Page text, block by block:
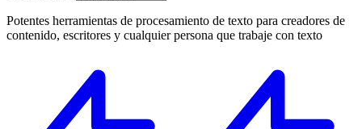
Potentes herramientas de procesamiento de texto para creadores de
contenido, escritores y cualquier persona que trabaje con texto